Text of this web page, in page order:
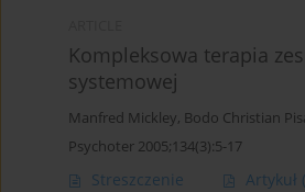
Kompleksowa terapia
systemowej
Manfred Mickley, Bodo Christian
Psychoter 2005;134(3):5-17
Streszczenie Artykuł